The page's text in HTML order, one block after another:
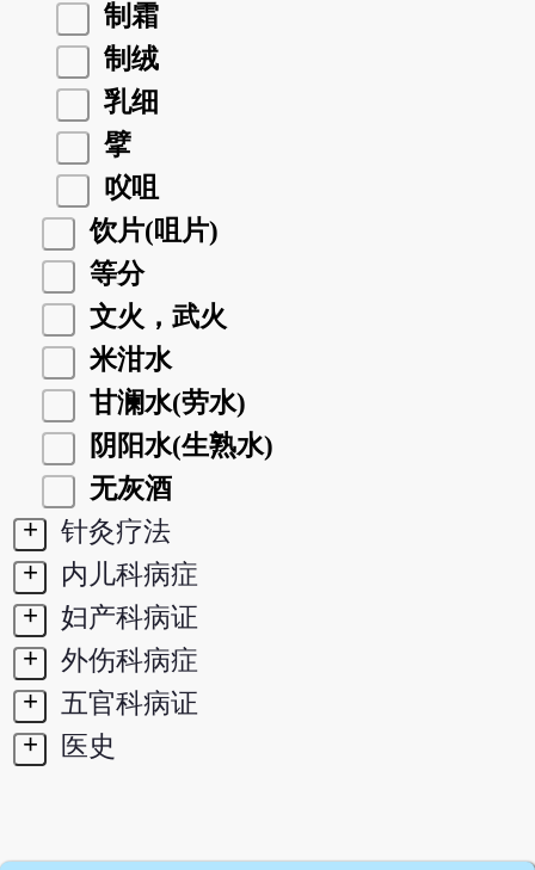
制霜
制绒
乳细
擘
㕮咀
饮片(咀片)
等分
文火，武火
米泔水
甘澜水(劳水)
阴阳水(生熟水)
无灰酒
+
针灸疗法
+
内儿科病症
+
妇产科病证
+
外伤科病症
+
五官科病证
+
医史